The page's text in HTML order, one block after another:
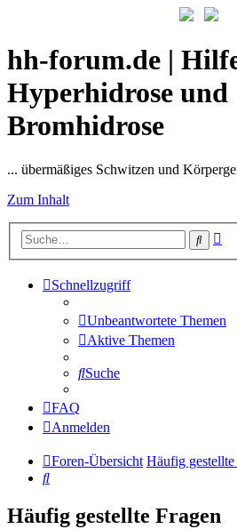
hh-forum.de |
Hyperhidrose und
Bromhidrose
... übermäßiges Schwitzen und
Zum Inhalt
Suche
Schnellzugriff
Unbeantwortete Themen
Aktive Themen
Suche
FAQ
Anmelden
Foren-Übersicht Häufig gestellte
Suche
Häufig gestellte Fragen